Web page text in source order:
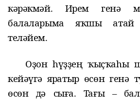
кәрәкмәй. Ирем генә
балаларыма яҡшы
теләйем.
Оҙон һүҙҙең ҡыҫҡаһы
кейәүгә яратыр өсөн генә
өсөн дә сыға. Тағы –